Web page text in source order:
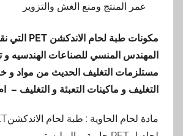
عمر المنتج ومنع الغش والتزوير
مكونات طبة لحام الاندكشن PET التي
المهندس المنسي للصناعات الهندسيه و
مستلزمات التغليف الحديث من مواد و
التغليف و ماكينات التعبئة و التغليف –